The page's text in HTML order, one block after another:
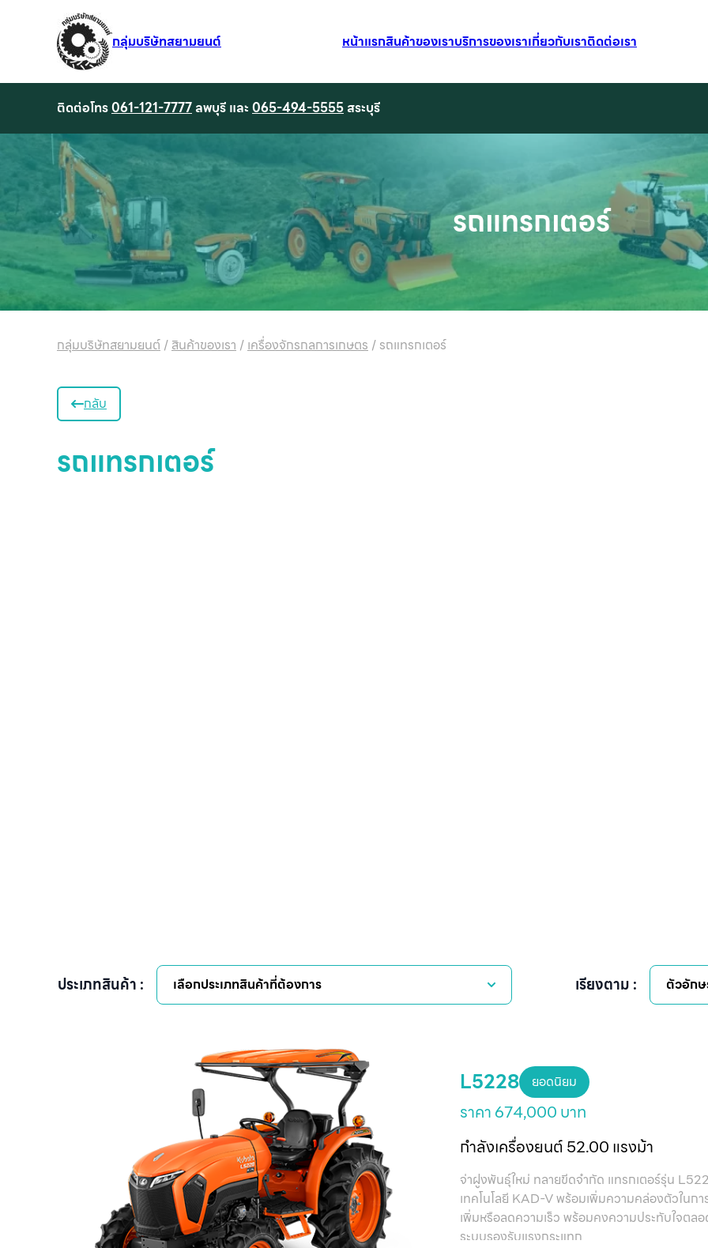
กลุ่มบริษัทสยามยนต์ หน้าแรกสินค้าของเราบริการของเราเกี่ยวกับเราติดต่อเรา
ติดต่อโทร061-121-7777 ลพบุรี และ 065-494-5555 สระบุรี
รถแทรกเตอร์
กลุ่มบริษัทสยามยนต์ /สินค้าของเรา /เครื่องจักรกลการเกษตร / รถแทรกเตอร์
กลับ
รถแทรกเตอร์
ประเภทสินค้า : เลือกประเภทสินค้าที่ต้องการ เรียงตาม : ตัวอัก
L5228 ยอดนิยม
ราคา 674,000 บาท
กำลังเครื่องยนต์ 52.00 แรงม้า
จ่าฝูงพันธุ์ใหม่ ทลายขีดจำกัด แทรกเตอร์รุ่น
เทคโนโลยี KAD-V พร้อมเพิ่มความคล่องตัวในก
เพิ่มหรือลดความเร็ว พร้อมคงความประทับใจตล
ระบบรองรับแรงกระแทก